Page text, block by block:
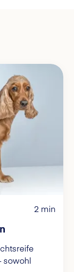
2 min
sowohl